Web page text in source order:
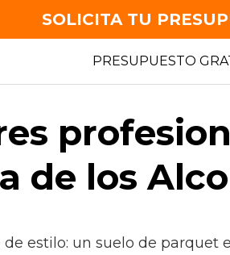
PRESUPUESTO
de los
estilo: un suelo de parquet
SOLICITA TU